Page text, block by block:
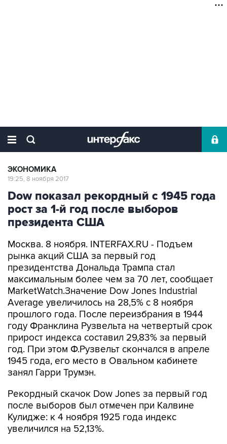
ЭКОНОМИКА
19:25, 8 ноября 2017
Dow показал рекордный с 1945 года
рост за 1-й год после выборов
президента США
Москва. 8 ноября. INTERFAX.RU - Подъем
рынка акций США за первый год
президентства Дональда Трампа стал
максимальным более чем за 70 лет, сообщает
MarketWatch.Значение Dow Jones Industrial
Average увеличилось на 28,5% с 8 ноября
прошлого года. После переизбрания в 1944
году Франклина Рузвельта на четвертый срок
прирост индекса составил 29,83% за первый
год. При этом Ф.Рузвельт скончался в апреле
1945 года, его место в Овальном кабинете
занял Гарри Трумэн.
Рекордный скачок Dow Jones за первый год
после выборов был отмечен при Калвине
Кулидже: к 4 ноября 1925 года индекс
увеличился на 52,13%.